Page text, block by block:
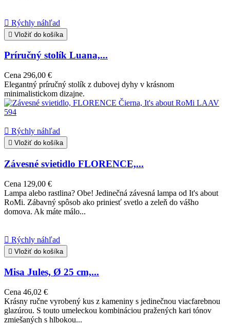
 Rýchly náhľad
 Vložiť do košíka
Príručný stolík Luana,...
Cena 296,00 €
Elegantný príručný stolík z dubovej dyhy v krásnom
minimalistickom dizajne.
 Rýchly náhľad
 Vložiť do košíka
Závesné svietidlo FLORENCE,...
Cena 129,00 €
Lampa alebo rastlina? Obe! Jedinečná závesná lampa od It's about
RoMi. Zábavný spôsob ako priniesť svetlo a zeleň do vášho
domova. Ak máte málo...
 Rýchly náhľad
 Vložiť do košíka
Misa Jules, Ø 25 cm,...
Cena 46,02 €
Krásny ručne vyrobený kus z kameniny s jedinečnou viacfarebnou
glazúrou. S touto umeleckou kombináciou pražených kari tónov
zmiešaných s hlbokou...